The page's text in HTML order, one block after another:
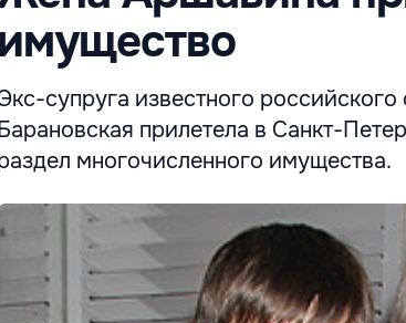
имущество
супруга известного
прилетела в Санкт-
многочисленного имущества.